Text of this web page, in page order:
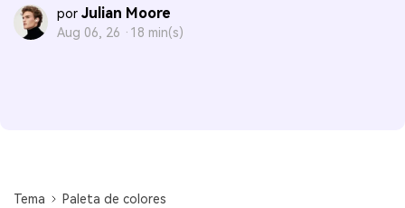
por Julian Moore
Aug 06, 26 · 18 min(s)
Tema
Paleta de colores